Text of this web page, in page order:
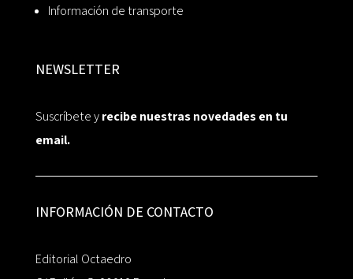
Información de transporte
NEWSLETTER
Suscríbete yrecibe nuestras novedades en tu
email.
INFORMACIÓN DE CONTACTO
Editorial Octaedro